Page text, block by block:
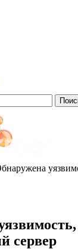
сервер